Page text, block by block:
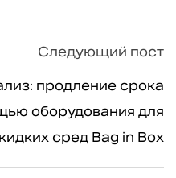
Следующий пост
продление срока
оборудования для
сред Bag in Box